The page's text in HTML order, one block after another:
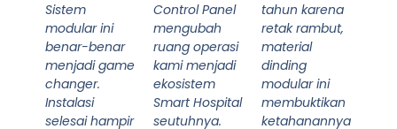
Sistem
modular ini
benar-benar
menjadi game
changer.
Instalasi
selesai hampir
Control Panel
mengubah
ruang operasi
kami menjadi
ekosistem
Smart Hospital
seutuhnya.
tahun karena
retak rambut,
material
dinding
modular ini
membuktikan
ketahanannya